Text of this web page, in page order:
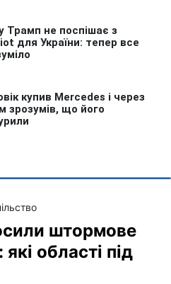
штормове
області під